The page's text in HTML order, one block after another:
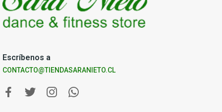
Escríbenos a
CONTACTO@TIENDASARANIETO.CL